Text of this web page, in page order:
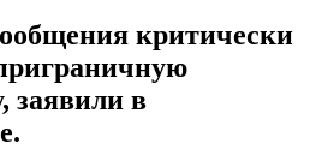
критически
заявили в